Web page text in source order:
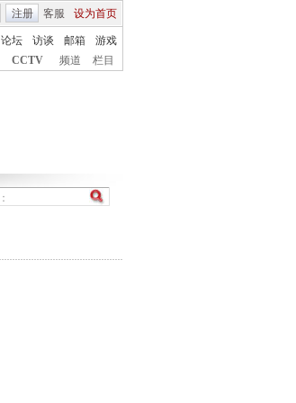
客服 设为首页
注册
论坛 访谈 邮箱
游戏
CCTV 频道 栏目